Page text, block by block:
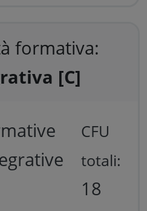
formativa:
[C]
CFU
totali:
18